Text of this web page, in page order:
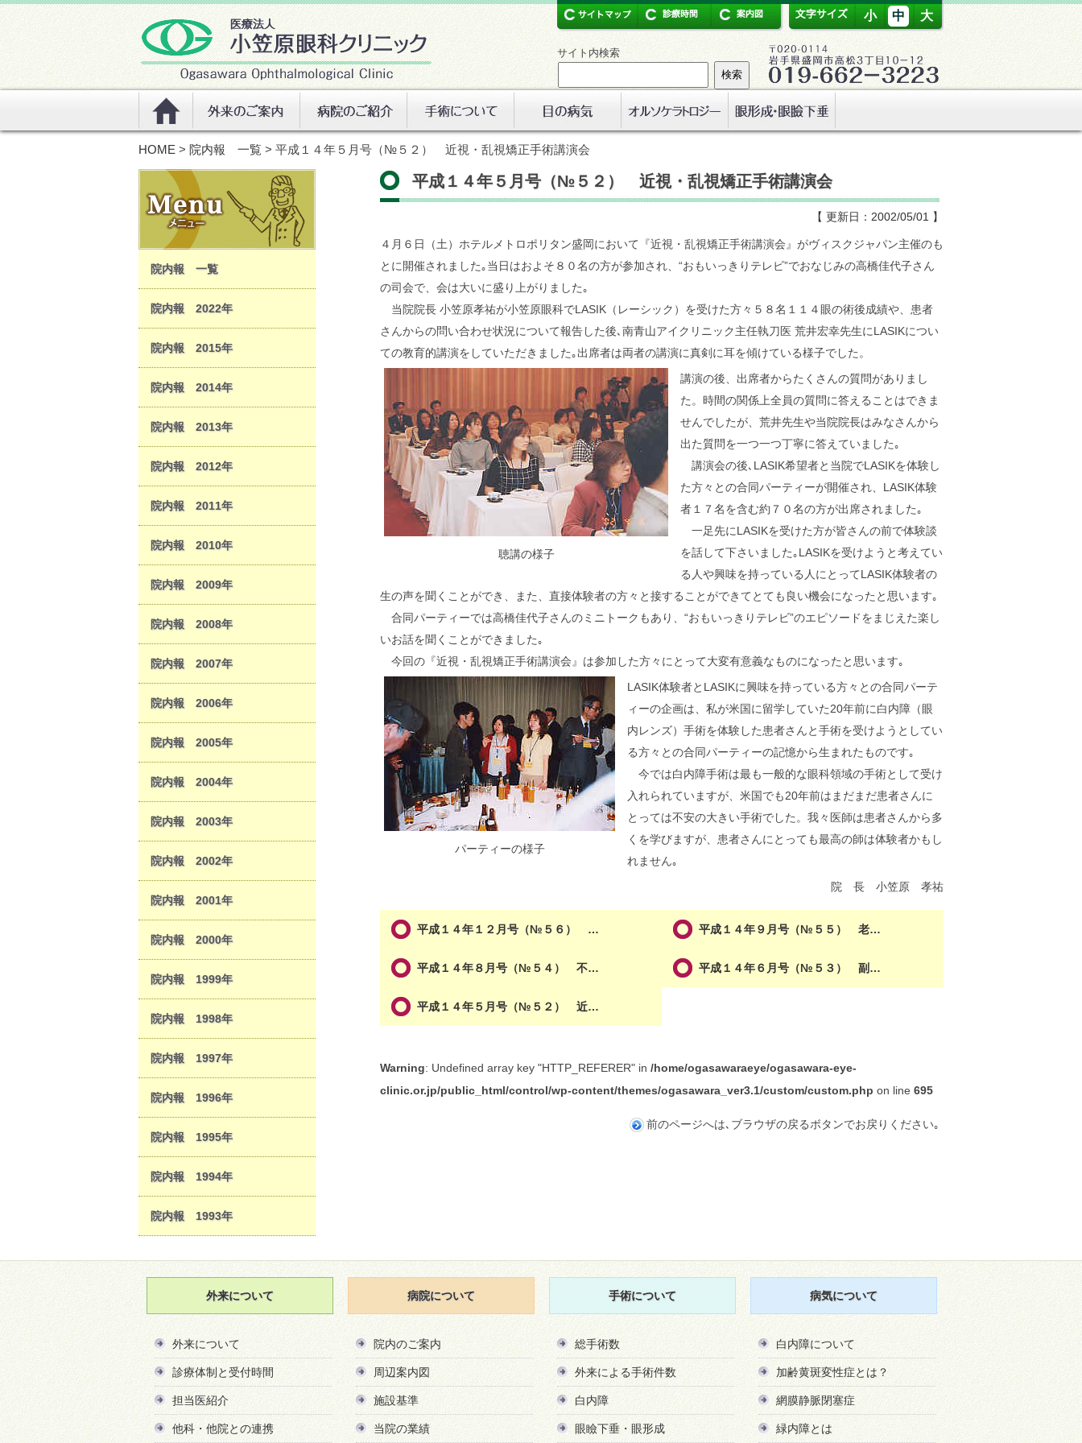
小 中 大
サイト内検索
HOME > 院内報 一覧 > 平成１４年５月号（№５２） 近視・乱視矯正手術講演会
平成１４年５月号（№５２） 近視・乱視矯正手術講演会
【 更新日：2002/05/01 】
４月６日（土）ホテルメトロポリタン盛岡において『近視・乱視矯正手術講演会』がヴィスクジャパン主催のも
とに開催されました｡当日はおよそ８０名の方が参加され、“おもいっきりテレビ”でおなじみの高橋佳代子さん
の司会で、会は大いに盛り上がりました｡
当院院長 小笠原孝祐が小笠原眼科でLASIK（レーシック）を受けた方々５８名１１４眼の術後成績や、患者
さんからの問い合わせ状況について報告した後､南青山アイクリニック主任執刀医 荒井宏幸先生にLASIKについ
ての教育的講演をしていただきました｡出席者は両者の講演に真剣に耳を傾けている様子でした。
聴講の様子
講演の後、出席者からたくさんの質問がありまし
た。時間の関係上全員の質問に答えることはできま
せんでしたが、荒井先生や当院院長はみなさんから
出た質問を一つ一つ丁寧に答えていました｡
講演会の後､LASIK希望者と当院でLASIKを体験し
た方々との合同パーティーが開催され、LASIK体験
者１７名を含む約７０名の方が出席されました｡
一足先にLASIKを受けた方が皆さんの前で体験談
を話して下さいました｡LASIKを受けようと考えてい
る人や興味を持っている人にとってLASIK体験者の
生の声を聞くことができ、また、直接体験者の方々と接することができてとても良い機会になったと思います｡
合同パーティーでは高橋佳代子さんのミニトークもあり、“おもいっきりテレビ”のエピソードをまじえた楽し
いお話を聞くことができました｡
今回の『近視・乱視矯正手術講演会』は参加した方々にとって大変有意義なものになったと思います｡
パーティーの様子
LASIK体験者とLASIKに興味を持っている方々との合同パーテ
ィーの企画は、私が米国に留学していた20年前に白内障（眼
内レンズ）手術を体験した患者さんと手術を受けようとしてい
る方々との合同パーティーの記憶から生まれたものです｡
今では白内障手術は最も一般的な眼科領域の手術として受け
入れられていますが、米国でも20年前はまだまだ患者さんに
とっては不安の大きい手術でした。我々医師は患者さんから多
くを学びますが、患者さんにとっても最高の師は体験者かもし
れません｡
院 長 小笠原 孝祐
平成１４年１２月号（№５６） … 平成１４年９月号（№５５） 老…
平成１４年８月号（№５４） 不… 平成１４年６月号（№５３） 副…
平成１４年５月号（№５２） 近…
Warning: Undefined array key "HTTP_REFERER" in /home/ogasawaraeye/ogasawara-eye-
clinic.or.jp/public_html/control/wp-content/themes/ogasawara_ver3.1/custom/custom.php on line 695
前のページへは､ブラウザの戻るボタンでお戻りください｡
院内報 一覧
院内報 2022年
院内報 2015年
院内報 2014年
院内報 2013年
院内報 2012年
院内報 2011年
院内報 2010年
院内報 2009年
院内報 2008年
院内報 2007年
院内報 2006年
院内報 2005年
院内報 2004年
院内報 2003年
院内報 2002年
院内報 2001年
院内報 2000年
院内報 1999年
院内報 1998年
院内報 1997年
院内報 1996年
院内報 1995年
院内報 1994年
院内報 1993年
外来について
外来について
診療体制と受付時間
担当医紹介
他科・他院との連携
病院について
院内のご案内
周辺案内図
施設基準
当院の業績
手術について
総手術数
外来による手術件数
白内障
眼瞼下垂・眼形成
病気について
白内障について
加齢黄斑変性症とは？
網膜静脈閉塞症
緑内障とは